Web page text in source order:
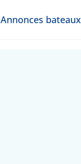
Annonces bateaux